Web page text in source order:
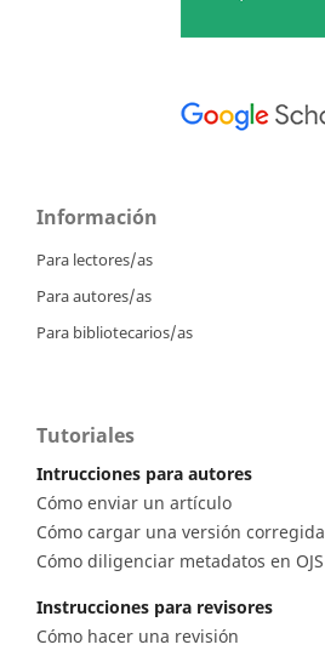
Información
Para lectores/as
Para autores/as
Para bibliotecarios/as
Tutoriales
Intrucciones para autores
Cómo enviar un artículo
Cómo cargar una versión corregida
Cómo diligenciar metadatos en OJS
Instrucciones para revisores
Cómo hacer una revisión